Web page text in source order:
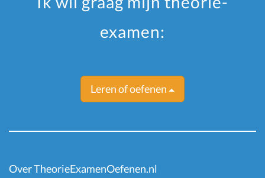
examen:
Leren of oefenen
Over TheorieExamenOefenen.nl